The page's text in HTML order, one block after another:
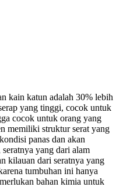
kain katun adalah 30% lebih
yang tinggi, cocok untuk
cocok untuk orang yang
memiliki struktur serat yang
panas dan akan
yang dari alam
kilauan dari seratnya yang
tumbuhan ini hanya
bahan kimia untuk